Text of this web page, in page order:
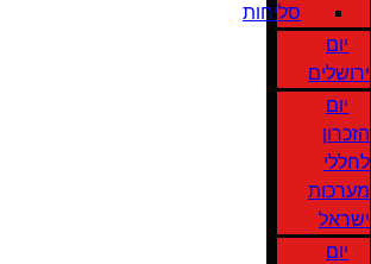
סליחות
יום
ירושלים
יום
הזכרון
לחללי
מערכות
ישראל
יום